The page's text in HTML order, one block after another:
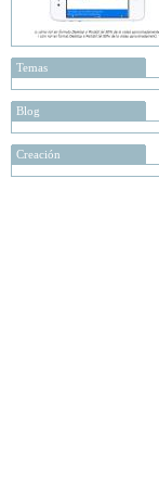
Temas
Blog
Creación